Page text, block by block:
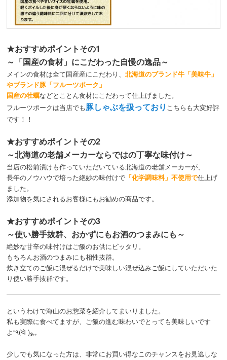
★おすすめポイントその1
～「国産の食材」にこだわった自慢の逸品～
メインの食材は全て国産産にこだわり、北海道のブランド牛「美味牛」
やブランド豚「フルーツポーク」
国産の牡蠣などとことん食材にこだわって仕上げました。
フルーツポークは当店でも豚しゃぶを扱っており こちらも大変好評
です！！
★おすすめポイントその2
～北海道の老舗メーカーならではの丁寧な味付け～
当店の松前漬けも作っていただいている北海道の老舗メーカーが、
長年のノウハウで培った絶妙の味付けで 「化学調味料」不使用で仕上げ
ました。
添加物を気にされるお客様にもお勧めの商品です。
★おすすめポイントその3
～使い勝手抜群、おかずにもお酒のつまみにも～
絶妙な甘辛の味付けはご飯のお供にピッタリ。
もちろんお酒のつまみにも相性抜群。
炊き立てのご飯に混ぜるだけで美味しい混ぜ込みご飯にしていただいた
り使い勝手抜群です。
というわけで海山のお惣菜を紹介してまいりました。
私も実際に食べてますが、ご飯の進む味わいでとっても美味しいです
よ“٩(ᐛ )و,,
少しでも気になった方は、非常にお買い得なこのチャンスをお見逃しな